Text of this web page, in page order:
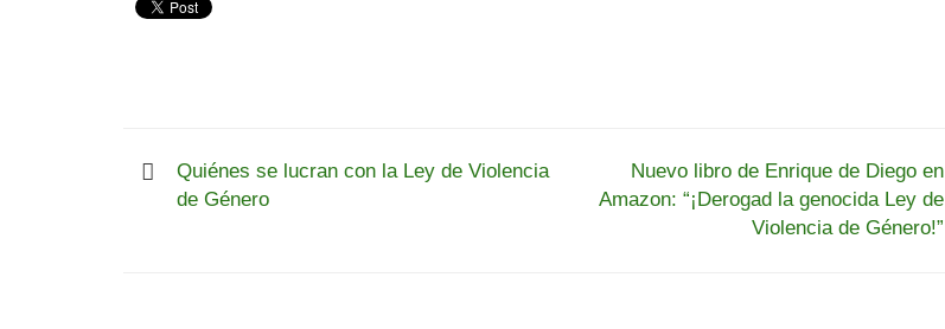
Quiénes se lucran con la Ley de Violencia
de Género
Nuevo libro de Enrique de Diego en
Amazon: “¡Derogad la genocida Ley de
Violencia de Género!”